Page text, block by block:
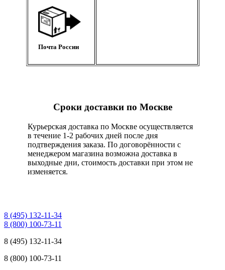
Почта России
Сроки доставки по Москве
Курьерская доставка по Москве осуществляется
в течение 1-2 рабочих дней после дня
подтверждения заказа. По договорённости с
менеджером магазина возможна доставка в
выходные дни, стоимость доставки при этом не
изменяется.
8 (495) 132-11-34
8 (800) 100-73-11
8 (495) 132-11-34
8 (800) 100-73-11